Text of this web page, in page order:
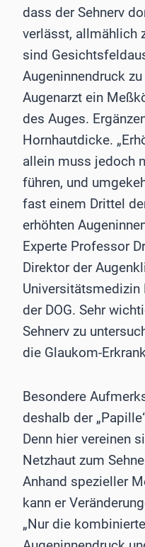
dass der Sehnerv
verlässt, allmählich
sind
Augeninnendruck
Augenarzt ein
des Auges.
Hornhautdicke.
allein muss jedoch
führen, und
fast einem Drittel
erhöhten
Experte Professor
Direktor der
der DOG. Sehr
Sehnerv zu
die Glaukom-
Besondere
deshalb der
Denn hier vereinen
Netzhaut zum
Anhand spezieller
kann er
„Nur die